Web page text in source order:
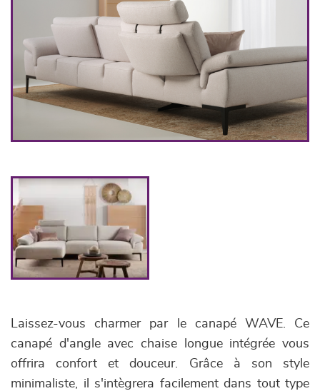
Laissez-vous charmer par le canapé WAVE. Ce
canapé d'angle avec chaise longue intégrée vous
offrira confort et douceur. Grâce à son style
minimaliste, il s'intègrera facilement dans tout type